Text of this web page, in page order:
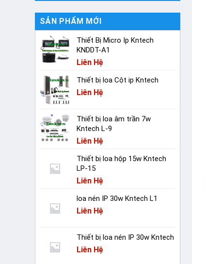
SẢN PHẨM MỚI
Thiết Bị Micro Ip Kntech
KNDDT-A1
Liên Hệ
Thiết bị loa Cột ip Kntech
Liên Hệ
Thiết bị loa âm trần 7w
Kntech L-9
Liên Hệ
Thiết bị loa hộp 15w Kntech
LP-15
Liên Hệ
loa nén IP 30w Kntech L1
Liên Hệ
Thiết bị loa nén IP 30w Kntech
Liên Hệ